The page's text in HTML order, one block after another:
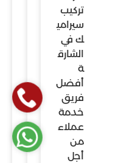
تركيب
سيرامي
ك في
الشارق
ة
أفضل
فريق
خدمة
عملاء
من
أجل